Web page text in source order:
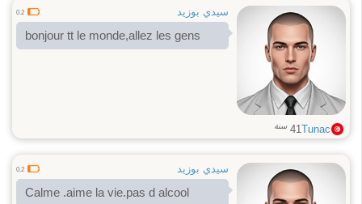
سيدي بوزيد 0.2
bonjour tt le monde,allez les gens
Tunac
41 سنة
سيدي بوزيد 0.2
Calme .aime la vie.pas d alcool